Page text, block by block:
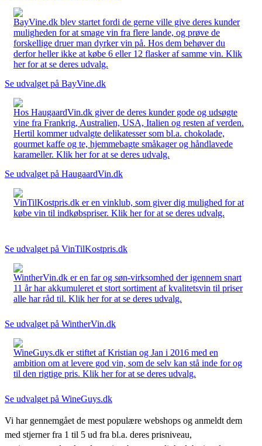
BayVine.dk blev startet fordi de gerne ville give deres kunder
muligheden for at smage vin fra flere lande, og prøve de
forskellige druer man dyrker vin på. Hos dem behøver du
derfor heller ikke at købe 6 eller 12 flasker af samme vin. Klik
her for at se deres udvalg.
Se udvalget på BayVine.dk
Hos HaugaardVin.dk giver de deres kunder gode og udsøgte
vine fra Frankrig, Australien, USA, Italien og resten af verden.
Hertil kommer udvalgte delikatesser som bl.a. chokolade,
gourmet kaffe og te, hjemmebagte småkager og håndlavede
karameller. Klik her for at se deres udvalg.
Se udvalget på HaugaardVin.dk
VinTilKostpris.dk er en vinklub, som giver dig mulighed for at
købe vin til indkøbspriser. Klik her for at se deres udvalg.
Se udvalget på VinTilKostpris.dk
WintherVin.dk er en far og søn-virksomhed der igennem snart
11 år har akkumuleret et stort sortiment af kvalitetsvin til priser
alle har råd til. Klik her for at se deres udvalg.
Se udvalget på WintherVin.dk
WineGuys.dk er stiftet af Kristian og Jan i 2016 med en
ambition om at levere god vin, som de selv kan stå inde for og
til den rigtige pris. Klik her for at se deres udvalg.
Se udvalget på WineGuys.dk
Vi har gennemgået de mest populære webshops og anmeldt dem
med stjerner fra 1 til 5 ud fra bl.a. deres prisniveau,